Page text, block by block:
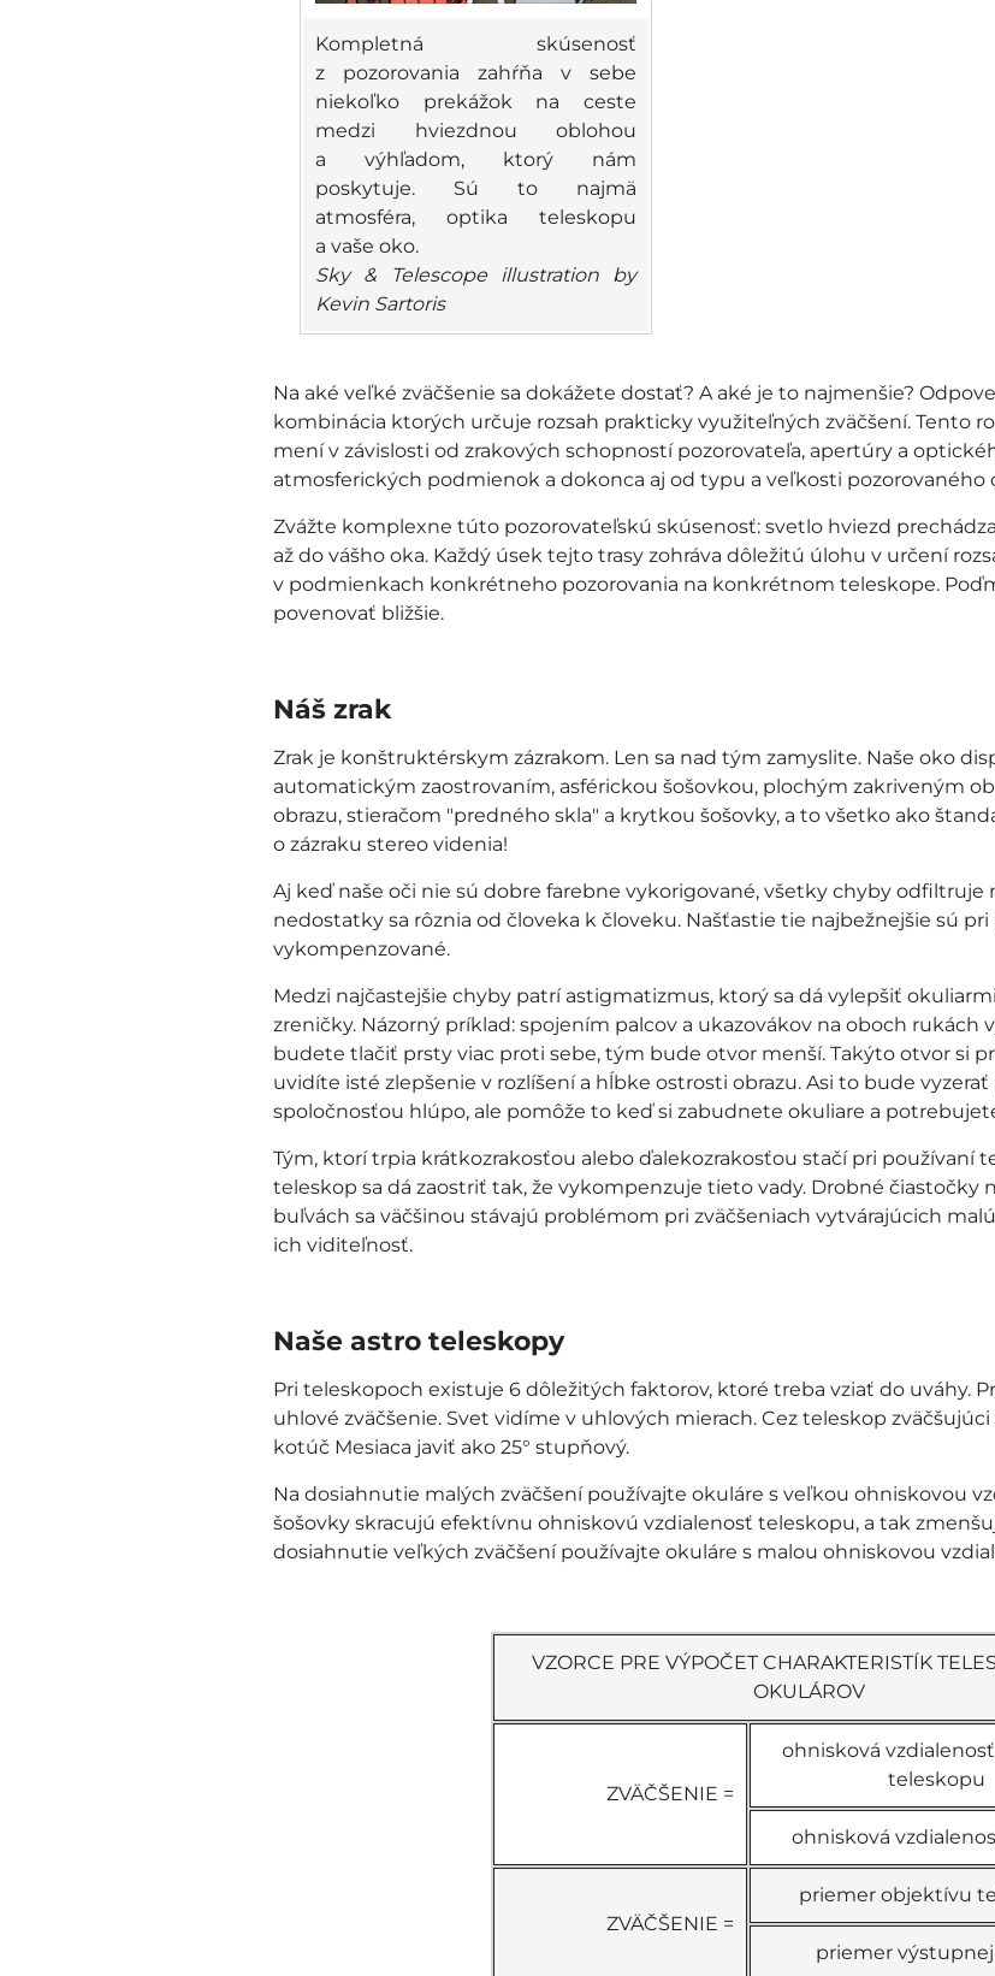
Kompletná skúsenosť
z pozorovania zahŕňa v sebe
niekoľko prekážok na ceste
medzi hviezdnou oblohou
a výhľadom, ktorý nám
poskytuje. Sú to najmä
atmosféra, optika teleskopu
a vaše oko.
Sky & Telescope illustration by
Kevin Sartoris
Na aké veľké zväčšenie sa dokážete dostať? A aké je to najmenšie?
kombinácia ktorých určuje rozsah prakticky využiteľných zväčšení. Tento
mení v závislosti od zrakových schopností pozorovateľa, apertúry a
atmosferických podmienok a dokonca aj od typu a veľkosti pozorovaného
Zvážte komplexne túto pozorovateľskú skúsenosť: svetlo hviezd
až do vášho oka. Každý úsek tejto trasy zohráva dôležitú úlohu v určení
v podmienkach konkrétneho pozorovania na konkrétnom teleskope.
povenovať bližšie.
Náš zrak
Zrak je konštruktérskym zázrakom. Len sa nad tým zamyslite. Naše oko
automatickým zaostrovaním, asférickou šošovkou, plochým zakriveným
obrazu, stieračom "predného skla" a krytkou šošovky, a to všetko ako
o zázraku stereo videnia!
Aj keď naše oči nie sú dobre farebne vykorigované, všetky chyby odfiltruje
nedostatky sa rôznia od človeka k človeku. Našťastie tie najbežnejšie sú
vykompenzované.
Medzi najčastejšie chyby patrí astigmatizmus, ktorý sa dá vylepšiť
zreničky. Názorný príklad: spojením palcov a ukazovákov na oboch
budete tlačiť prsty viac proti sebe, tým bude otvor menší. Takýto otvor si
uvidíte isté zlepšenie v rozlíšení a hĺbke ostrosti obrazu. Asi to bude
spoločnosťou hlúpo, ale pomôže to keď si zabudnete okuliare a
Tým, ktorí trpia krátkozrakosťou alebo ďalekozrakosťou stačí pri používaní
teleskop sa dá zaostriť tak, že vykompenzuje tieto vady. Drobné čiastočky
buľvách sa väčšinou stávajú problémom pri zväčšeniach vytvárajúcich
ich viditeľnosť.
Naše astro teleskopy
Pri teleskopoch existuje 6 dôležitých faktorov, ktoré treba vziať do uváhy.
uhlové zväčšenie. Svet vidíme v uhlových mierach. Cez teleskop
kotúč Mesiaca javiť ako 25° stupňový.
Na dosiahnutie malých zväčšení používajte okuláre s veľkou ohniskovou
šošovky skracujú efektívnu ohniskovú vzdialenosť teleskopu, a tak
dosiahnutie veľkých zväčšení používajte okuláre s malou ohniskovou
VZORCE PRE VÝPOČET CHARAKTERISTÍK
OKULÁROV
ZVÄČŠENIE =
ohnisková
teleskopu
ohnisková
ZVÄČŠENIE =
priemer objektívu
priemer